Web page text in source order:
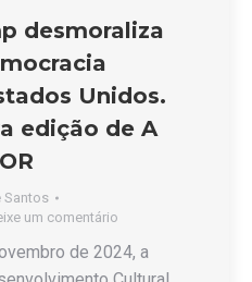
desmoraliza
Unidos.
edição de A
Santos
um comentário
de 2024, a